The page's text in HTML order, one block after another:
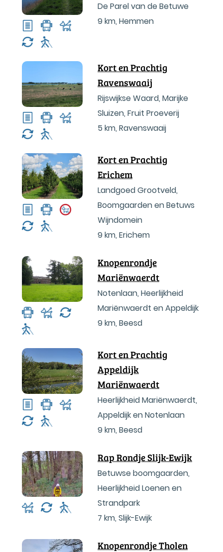
De Parel van de Betuwe
9 km, Hemmen
Kort en Prachtig
Ravenswaaij
Rijswijkse Waard, Marijke
Sluizen, Fruit Proeverij
5 km, Ravenswaaij
Kort en Prachtig
Erichem
Landgoed Grootveld,
Boomgaarden en Betuws
Wijndomein
9 km, Erichem
Knopenrondje
Mariënwaerdt
Notenlaan, Heerlijkheid
Mariënwaerdt en Appeldijk
9 km, Beesd
Kort en Prachtig
Appeldijk
Mariënwaerdt
Heerlijkheid Mariënwaerdt,
Appeldijk en Notenlaan
9 km, Beesd
Rap Rondje Slijk-Ewijk
Betuwse boomgaarden,
Heerlijkheid Loenen en
Strandpark
7 km, Slijk-Ewijk
Knopenrondje Tholen